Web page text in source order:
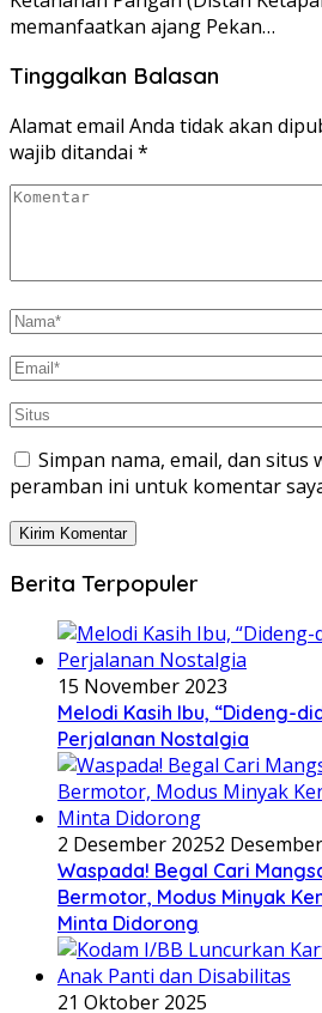
memanfaatkan ajang Pekan…
Tinggalkan Balasan
Alamat email Anda tidak akan
wajib ditandai *
Simpan nama, email, dan situs
peramban ini untuk komentar
Berita Terpopuler
15 November 2023
Melodi Kasih Ibu, “Dideng-
Perjalanan Nostalgia
2 Desember 20252
Waspada! Begal Cari
Bermotor, Modus Minyak
Minta Didorong
21 Oktober 2025